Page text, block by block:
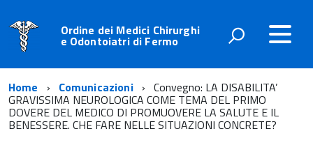
Ordine dei Medici Chirurghi
e Odontoiatri di Fermo
Home Comunicazioni Convegno: LA DISABILITA’
GRAVISSIMA NEUROLOGICA COME TEMA DEL PRIMO
DOVERE DEL MEDICO DI PROMUOVERE LA SALUTE E IL
BENESSERE. CHE FARE NELLE SITUAZIONI CONCRETE?